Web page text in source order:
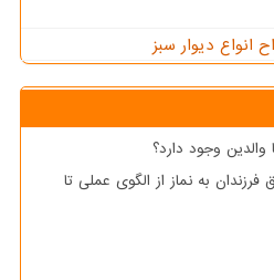
دیوار سبز
والدین وجود دارد؟
به نماز از الگوی عملی تا